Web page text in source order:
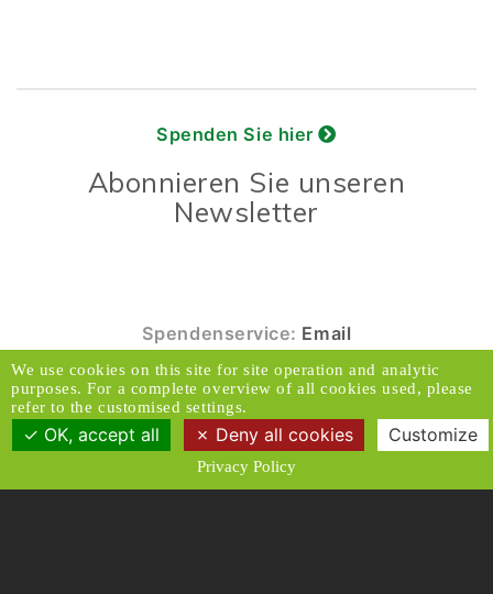
Spenden Sie hier
Abonnieren Sie unseren
Newsletter
Spendenservice: Email
© 2026 Caux Initiativen der Veränderung. Alle
Rechte vorbehalten.
Kontakt & Adresse
Haftungsausschluss
Medien
Datenschutzrichtlinien
We use cookies on this site for site operation and analytic
purposes. For a complete overview of all cookies used, please
refer to the customised settings.
OK, accept all Deny all cookies Customize
Privacy Policy